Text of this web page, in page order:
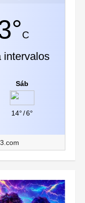
C
intervalos
Sáb
14° /6°